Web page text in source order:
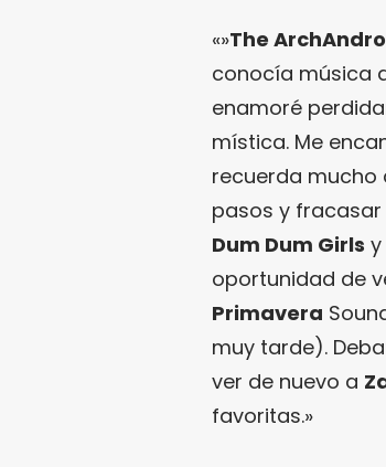
«»The
conocía música
enamoré
mística. Me
recuerda mucho
pasos y
Dum Dum Girls y
oportunidad de
Primavera
muy tarde).
ver de nuevo a
favoritas.»